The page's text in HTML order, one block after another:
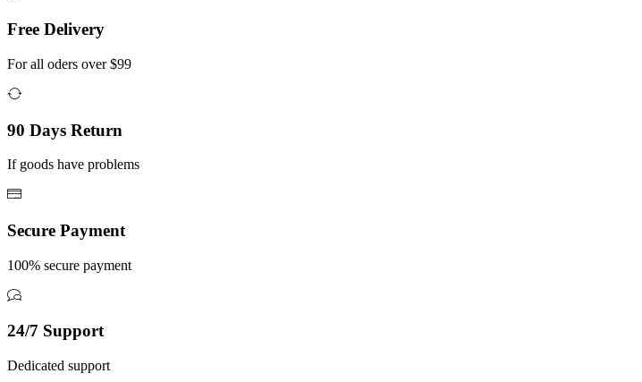
Free Delivery
For all oders over $99
90 Days Return
If goods have problems
Secure Payment
100% secure payment
24/7 Support
Dedicated support